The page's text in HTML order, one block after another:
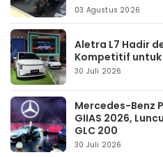
03 Agustus 2026
Aletra L7 Hadir
Kompetitif untuk
30 Juli 2026
Mercedes-Benz
GIIAS 2026,
GLC 200
30 Juli 2026